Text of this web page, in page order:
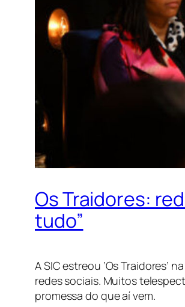
Os Traidores:
tudo”
A SIC estreou ‘Os Traidores’
redes sociais. Muitos
promessa do que aí vem.